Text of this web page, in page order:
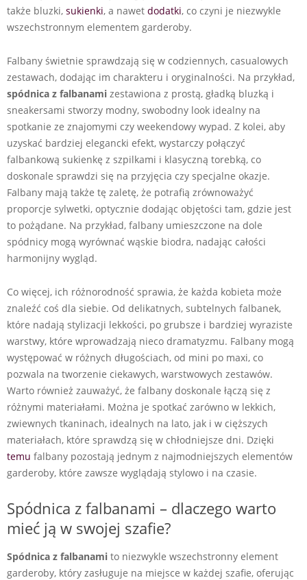
także bluzki, sukienki, a nawet dodatki, co czyni je niezwykle
wszechstronnym elementem garderoby.
Falbany świetnie sprawdzają się w codziennych, casualowych
zestawach, dodając im charakteru i oryginalności. Na przykład,
spódnica z falbanami zestawiona z prostą, gładką bluzką i
sneakersami stworzy modny, swobodny look idealny na
spotkanie ze znajomymi czy weekendowy wypad. Z kolei, aby
uzyskać bardziej elegancki efekt, wystarczy połączyć
falbankową sukienkę z szpilkami i klasyczną torebką, co
doskonale sprawdzi się na przyjęcia czy specjalne okazje.
Falbany mają także tę zaletę, że potrafią zrównoważyć
proporcje sylwetki, optycznie dodając objętości tam, gdzie jest
to pożądane. Na przykład, falbany umieszczone na dole
spódnicy mogą wyrównać wąskie biodra, nadając całości
harmonijny wygląd.
Co więcej, ich różnorodność sprawia, że każda kobieta może
znaleźć coś dla siebie. Od delikatnych, subtelnych falbanek,
które nadają stylizacji lekkości, po grubsze i bardziej wyraziste
warstwy, które wprowadzają nieco dramatyzmu. Falbany mogą
występować w różnych długościach, od mini po maxi, co
pozwala na tworzenie ciekawych, warstwowych zestawów.
Warto również zauważyć, że falbany doskonale łączą się z
różnymi materiałami. Można je spotkać zarówno w lekkich,
zwiewnych tkaninach, idealnych na lato, jak i w cięższych
materiałach, które sprawdzą się w chłodniejsze dni. Dzięki
temu falbany pozostają jednym z najmodniejszych elementów
garderoby, które zawsze wyglądają stylowo i na czasie.
Spódnica z falbanami – dlaczego warto
mieć ją w swojej szafie?
Spódnica z falbanami to niezwykle wszechstronny element
garderoby, który zasługuje na miejsce w każdej szafie, oferując